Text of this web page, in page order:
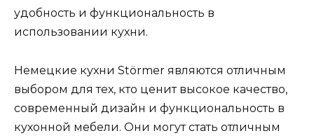
удобность и функциональность в
использовании кухни.
Немецкие кухни Störmer являются отличным
выбором для тех, кто ценит высокое качество,
современный дизайн и функциональность в
кухонной мебели. Они могут стать отличным